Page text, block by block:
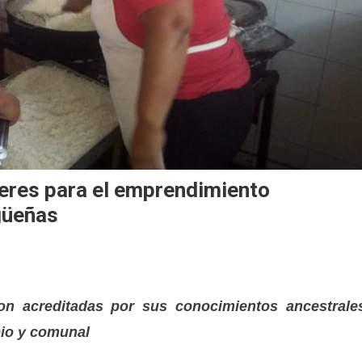
para el emprendimiento
acreditadas por sus conocimientos
y comunal